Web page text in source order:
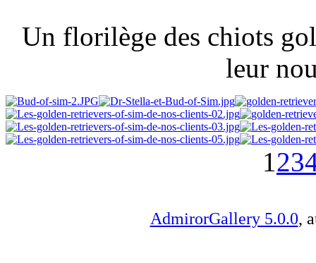
Un florilège des chiots
leur
123
AdmirorGallery 5.0.0,